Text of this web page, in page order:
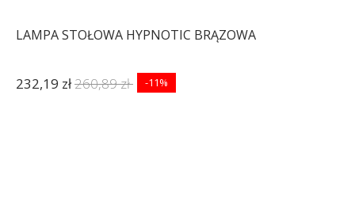
LAMPA STOŁOWA HYPNOTIC BRĄZOWA
232,19 zł260,89 zł -11%